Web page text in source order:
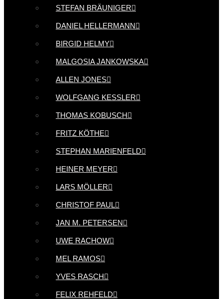
STEFAN BRÄUNIGER
DANIEL HELLERMANN
BIRGID HELMY
MALGOSIA JANKOWSKA
ALLEN JONES
WOLFGANG KESSLER
THOMAS KOBUSCH
FRITZ KÖTHE
STEPHAN MARIENFELD
HEINER MEYER
LARS MÖLLER
CHRISTOF PAUL
JAN M. PETERSEN
UWE RACHOW
MEL RAMOS
YVES RASCH
FELIX REHFELD